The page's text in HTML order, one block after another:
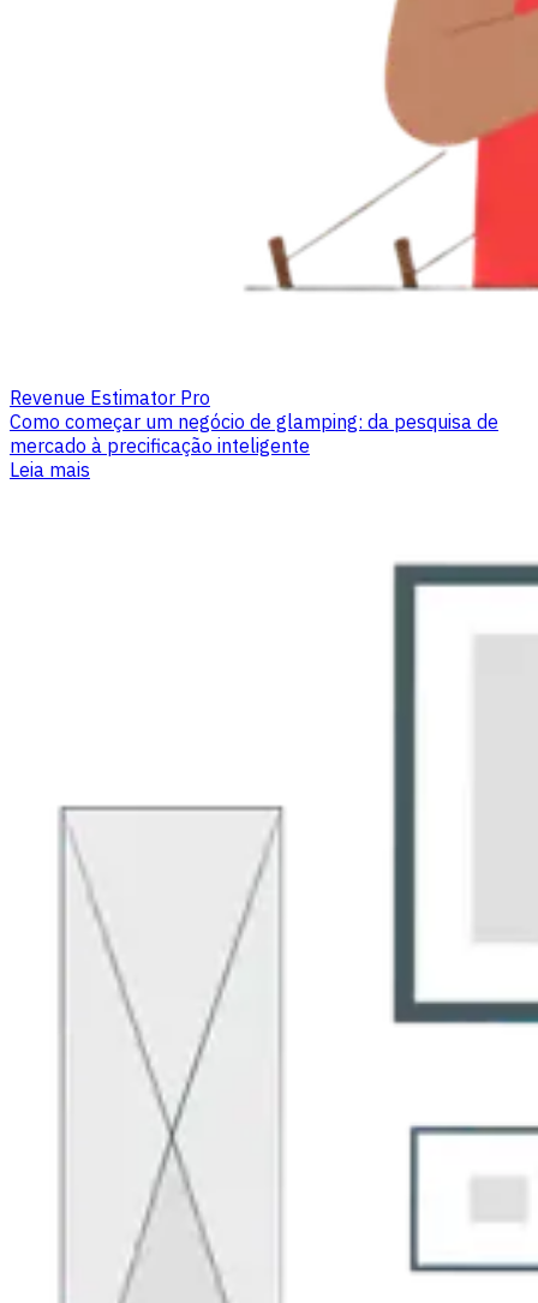
Revenue Estimator Pro
Como começar um negócio de glamping: da pesquisa de
mercado à precificação inteligente
Leia mais